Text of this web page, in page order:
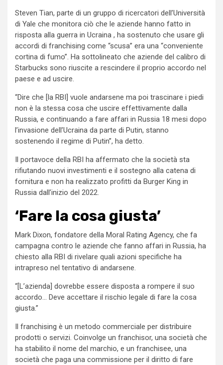
Steven Tian, ​​parte di un gruppo di ricercatori dell’Università
di Yale che monitora ciò che le aziende hanno fatto in
risposta alla guerra in Ucraina , ha sostenuto che usare gli
accordi di franchising come “scusa” era una “conveniente
cortina di fumo”. Ha sottolineato che aziende del calibro di
Starbucks sono riuscite a rescindere il proprio accordo nel
paese e ad uscire.
“Dire che [la RBI] vuole andarsene ma poi trascinare i piedi
non è la stessa cosa che uscire effettivamente dalla
Russia, e continuando a fare affari in Russia 18 mesi dopo
l’invasione dell’Ucraina da parte di Putin, stanno
sostenendo il regime di Putin”, ha detto.
Il portavoce della RBI ha affermato che la società sta
rifiutando nuovi investimenti e il sostegno alla catena di
fornitura e non ha realizzato profitti da Burger King in
Russia dall’inizio del 2022.
‘Fare la cosa giusta’
Mark Dixon, fondatore della Moral Rating Agency, che fa
campagna contro le aziende che fanno affari in Russia, ha
chiesto alla RBI di rivelare quali azioni specifiche ha
intrapreso nel tentativo di andarsene.
“[L’azienda] dovrebbe essere disposta a rompere il suo
accordo… Deve accettare il rischio legale di fare la cosa
giusta.”
Il franchising è un metodo commerciale per distribuire
prodotti o servizi. Coinvolge un franchisor, una società che
ha stabilito il nome del marchio, e un franchisee, una
società che paga una commissione per il diritto di fare